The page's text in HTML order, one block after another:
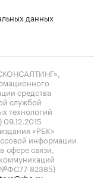
данных
средства
службой
технологий
«РБК»
информации
связи,
№ФС77-82385)